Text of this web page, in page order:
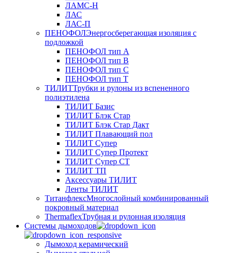
ЛАМС-Н
ЛАС
ЛАС-П
ПЕНОФОЛЭнергосберегающая изоляция с
подложкой
ПЕНОФОЛ тип А
ПЕНОФОЛ тип B
ПЕНОФОЛ тип C
ПЕНОФОЛ тип T
ТИЛИТТрубки и рулоны из вспененного
полиэтилена
ТИЛИТ Базис
ТИЛИТ Блэк Стар
ТИЛИТ Блэк Стар Дакт
ТИЛИТ Плавающий пол
ТИЛИТ Супер
ТИЛИТ Супер Протект
ТИЛИТ Супер СТ
ТИЛИТ ТП
Аксессуары ТИЛИТ
Ленты ТИЛИТ
ТитанфлексМногослойный комбинированный
покровный материал
ThermaflexТрубная и рулонная изоляция
Cистемы дымоходов
Дымоход керамический